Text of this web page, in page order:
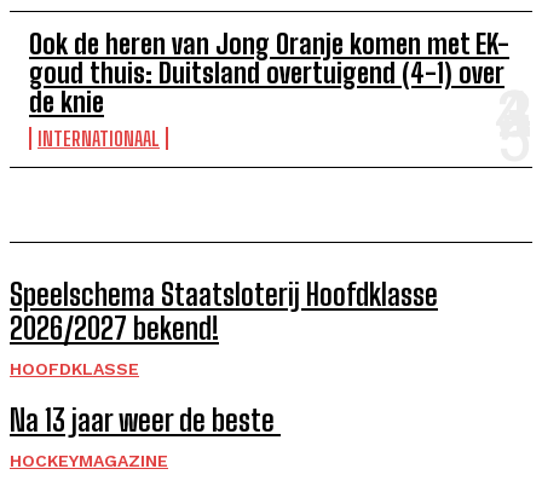
Ook de heren van Jong Oranje komen met EK-
goud thuis: Duitsland overtuigend (4-1) over
de knie
INTERNATIONAAL
Speelschema Staatsloterij Hoofdklasse
2026/2027 bekend!
HOOFDKLASSE
Na 13 jaar weer de beste
HOCKEYMAGAZINE